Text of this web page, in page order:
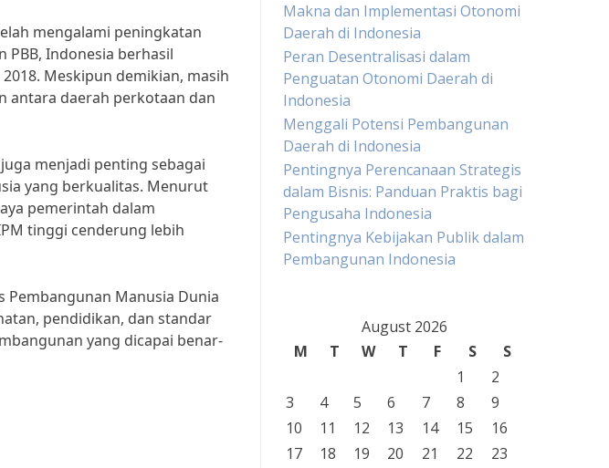
mengalami peningkatan
Indonesia berhasil
Meskipun demikian, masih
antara daerah perkotaan dan
menjadi penting sebagai
yang berkualitas. Menurut
pemerintah dalam
tinggi cenderung lebih
Manusia Dunia
pendidikan, dan standar
yang dicapai benar-
Makna dan Implementasi Otonomi
Daerah di Indonesia
Peran Desentralisasi dalam
Penguatan Otonomi Daerah di
Indonesia
Menggali Potensi Pembangunan
Daerah di Indonesia
Pentingnya Perencanaan Strategis
dalam Bisnis: Panduan Praktis bagi
Pengusaha Indonesia
Pentingnya Kebijakan Publik dalam
Pembangunan Indonesia
August 2026
M
T W T F S
S
1
2
3
4 5 6 7 8
9
10
11 12 13 14 15
16
17
18 19 20 21 22
23